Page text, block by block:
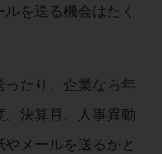
を送る機会はたく
たり、企業なら年
決算月、人事異動
メールを送るかと